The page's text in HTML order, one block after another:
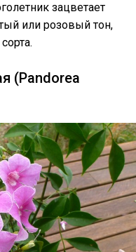
зацветает
или розовый тон,
(Pandorea